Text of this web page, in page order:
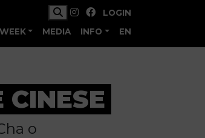
LOGIN
MEDIA INFO EN
CINESE
o